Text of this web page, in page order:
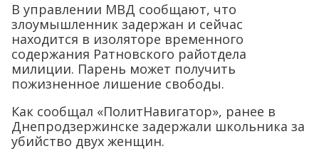
В управлении МВД сообщают, что
злоумышленник задержан и сейчас
находится в изоляторе временного
содержания Ратновского райотдела
милиции. Парень может получить
пожизненное лишение свободы.
Как сообщал «ПолитНавигатор», ранее в
Днепродзержинске задержали школьника за
убийство двух женщин.